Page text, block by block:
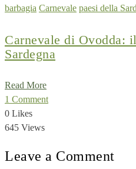
barbagia Carnevale paesi della
Carnevale di Ovodda:
Sardegna
Read More
1 Comment
0 Likes
645 Views
Leave a Comment